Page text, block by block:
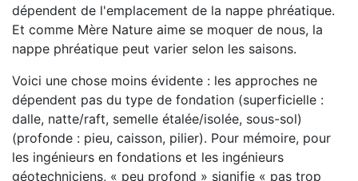
dépendent de l'emplacement de la nappe phréatique.
Et comme Mère Nature aime se moquer de nous, la
nappe phréatique peut varier selon les saisons.
Voici une chose moins évidente : les approches ne
dépendent pas du type de fondation (superficielle :
dalle, natte/raft, semelle étalée/isolée, sous-sol)
(profonde : pieu, caisson, pilier). Pour mémoire, pour
les ingénieurs en fondations et les ingénieurs
géotechniciens, « peu profond » signifie « pas trop